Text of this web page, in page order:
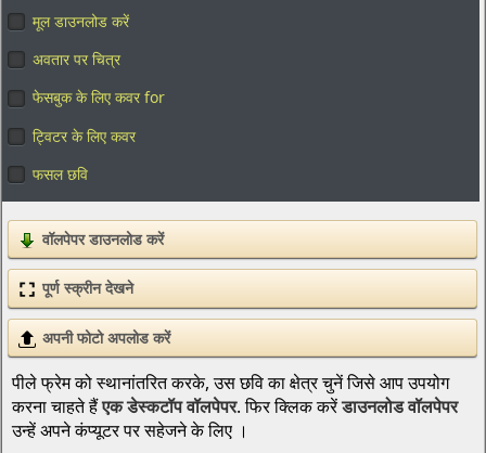
मूल डाउनलोड करें
अवतार पर चित्र
फेसबुक के लिए कवर for
ट्विटर के लिए कवर
फसल छवि
वॉलपेपर डाउनलोड करें
पूर्ण स्क्रीन देखने
अपनी फोटो अपलोड करें
पीले फ्रेम को स्थानांतरित करके, उस छवि का क्षेत्र चुनें जिसे आप उपयोग
करना चाहते हैंएक डेस्कटॉप वॉलपेपर. फिर क्लिक करेंडाउनलोड वॉलपेपर
उन्हें अपने कंप्यूटर पर सहेजने के लिए ।